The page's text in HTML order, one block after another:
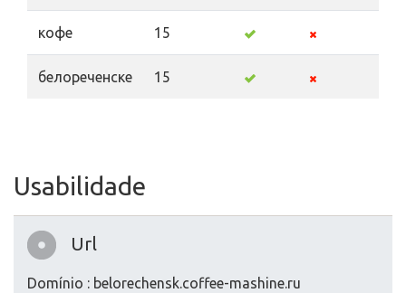
кофе 15
белореченске 15
Usabilidade
Url
Domínio : belorechensk.coffee-mashine.ru